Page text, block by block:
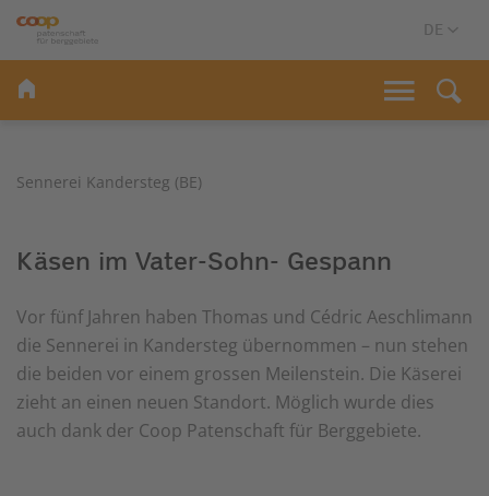
Sennerei Kandersteg (BE)
Käsen im Vater-Sohn- Gespann
Vor fünf Jahren haben Thomas und Cédric Aeschlimann
die Sennerei in Kandersteg übernommen – nun stehen
die beiden vor einem grossen Meilenstein. Die Käserei
zieht an einen neuen Standort. Möglich wurde dies
auch dank der Coop Patenschaft für Berggebiete.